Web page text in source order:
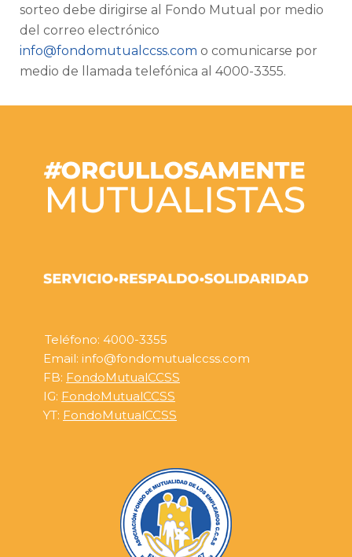
sorteo debe dirigirse al Fondo Mutual por medio
del correo electrónico
info@fondomutualccss.com o comunicarse por
medio de llamada telefónica al 4000-3355.
Teléfono: 4000-3355
Email: info@fondomutualccss.com
FB: FondoMutualCCSS
IG: FondoMutualCCSS
YT: FondoMutualCCSS